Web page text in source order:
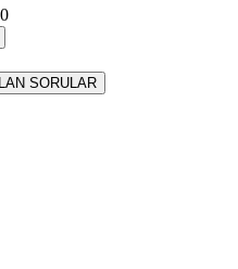
SORULAR